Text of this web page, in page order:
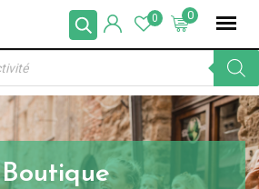
0
0
Boutique